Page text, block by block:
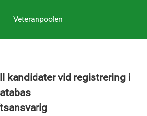
Veteranpoolen
kandidater vid registrering i